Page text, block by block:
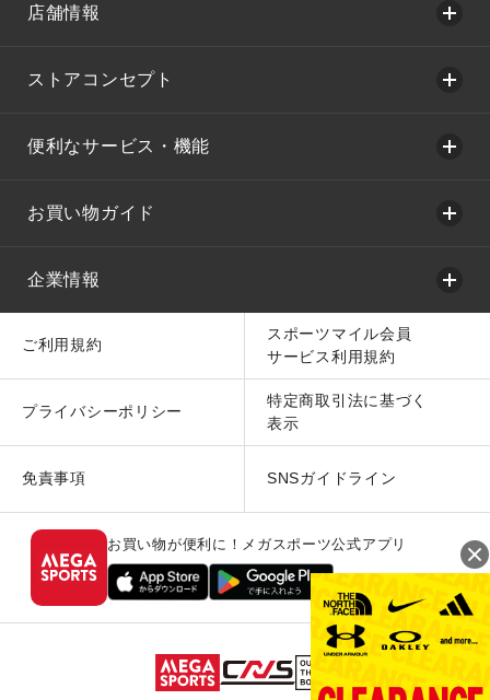
店舗情報
ストアコンセプト
便利なサービス・機能
お買い物ガイド
企業情報
ご利用規約
スポーツマイル会員
サービス利用規約
プライバシーポリシー
特定商取引法に基づく
表示
免責事項 SNSガイドライン
お買い物が便利に！メガスポーツ公式アプリ